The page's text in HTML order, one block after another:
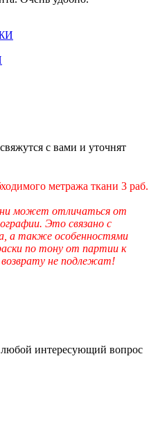
с вами и уточнят
метража ткани 3 раб.
может отличаться от
Это связано с
а также особенностями
по тону от партии к
не подлежат!
интересующий вопрос